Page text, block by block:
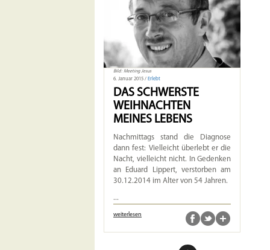
Bild: Meeting Jesus
6. Januar 2015 / Erlebt
DAS SCHWERSTE
WEIHNACHTEN
MEINES LEBENS
Nachmittags stand die Diagnose
dann fest: Vielleicht überlebt er die
Nacht, vielleicht nicht. In Gedenken
an Eduard Lippert, verstorben am
30.12.2014 im Alter von 54 Jahren.
...
weiterlesen